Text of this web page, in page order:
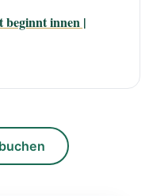
beginnt innen |